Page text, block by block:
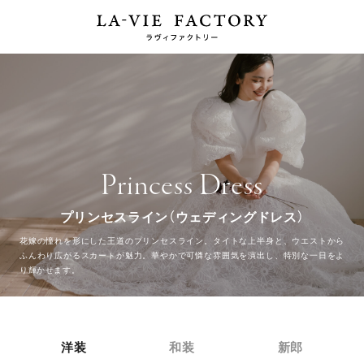
Princess Dress
プリンセスライン（ウェディングドレス）
花嫁の憧れを形にした王道のプリンセスライン。タイトな上半身と、ウエストから
ふんわり広がるスカートが魅力。華やかで可憐な雰囲気を演出し、特別な一日をよ
り輝かせます。
洋装 和装 新郎